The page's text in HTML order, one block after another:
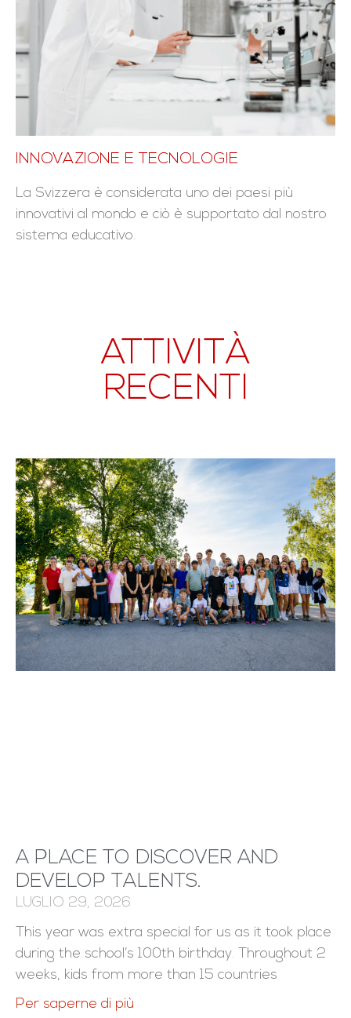
INNOVAZIONE E TECNOLOGIE
La Svizzera è considerata uno dei paesi più
innovativi al mondo e ciò è supportato dal nostro
sistema educativo.
ATTIVITÀ
RECENTI
A PLACE TO DISCOVER AND
DEVELOP TALENTS.
LUGLIO 29, 2026
This year was extra special for us as it took place
during the school’s 100th birthday. Throughout 2
weeks, kids from more than 15 countries
Per saperne di più